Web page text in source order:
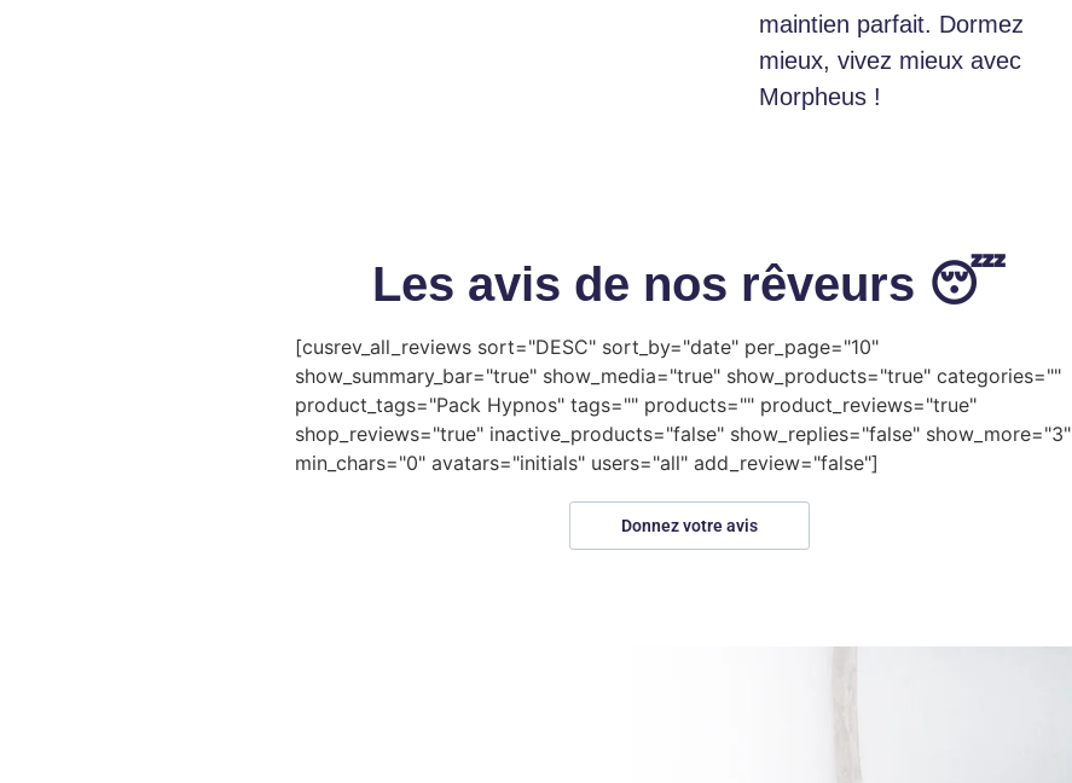
maintien parfait. Dormez
mieux, vivez mieux avec
Morpheus !
Les avis de nos rêveurs 😴
[cusrev_all_reviews sort="DESC" sort_by="date" per_page="10"
show_summary_bar="true" show_media="true" show_products="true" categories=""
product_tags="Pack Hypnos" tags="" products="" product_reviews="true"
shop_reviews="true" inactive_products="false" show_replies="false" show_more="3"
min_chars="0" avatars="initials" users="all" add_review="false"]
Donnez votre avis